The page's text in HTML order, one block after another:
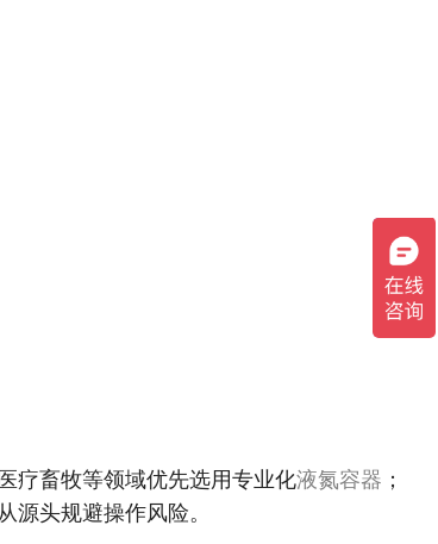
疗畜牧等领域优先选用专业化液氮容器 ；
头规避操作风险。